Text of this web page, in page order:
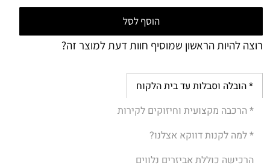
הוסף לסל
רוצה להיות הראשון שמוסיף חוות דעת למוצר זה?
* הובלה וסבלות עד בית הלקוח
* הרכבה מקצועית וחיזוקים לקירות
* למה לקנות דווקא אצלנו?
הרכישה כוללת אביזרים נלווים